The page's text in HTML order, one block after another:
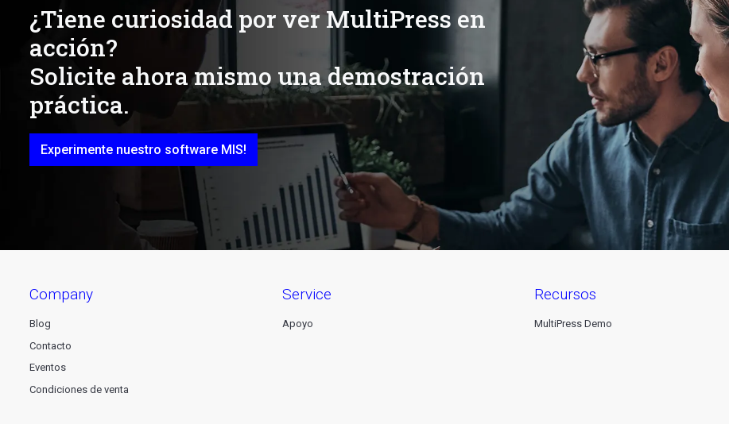
¿Tiene curiosidad por ver MultiPress en
acción?
Solicite ahora mismo una demostración
práctica.
Experimente nuestro software MIS!
company
Blog
Contacto
Eventos
Condiciones de venta
service
Apoyo
recursos
MultiPress Demo